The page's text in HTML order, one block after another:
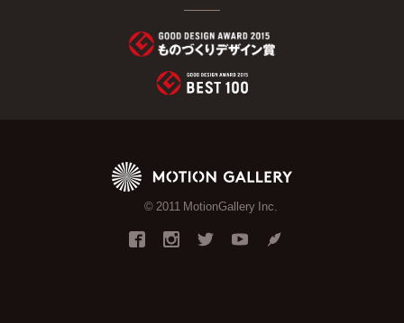
© 2011 MotionGallery Inc.